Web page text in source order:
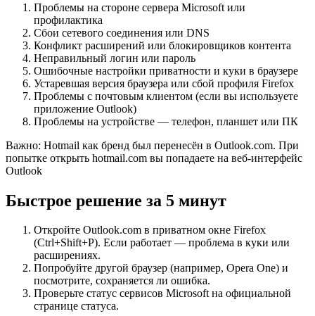
Проблемы на стороне сервера Microsoft или
профилактика
Сбои сетевого соединения или DNS
Конфликт расширений или блокировщиков контента
Неправильный логин или пароль
Ошибочные настройки приватности и куки в браузере
Устаревшая версия браузера или сбой профиля Firefox
Проблемы с почтовым клиентом (если вы используете
приложение Outlook)
Проблемы на устройстве — телефон, планшет или ПК
Важно: Hotmail как бренд был перенесён в Outlook.com. При
попытке открыть hotmail.com вы попадаете на веб-интерфейс
Outlook
Быстрое решение за 5 минут
Откройте Outlook.com в приватном окне Firefox
(Ctrl+Shift+P). Если работает — проблема в куки или
расширениях.
Попробуйте другой браузер (например, Opera One) и
посмотрите, сохраняется ли ошибка.
Проверьте статус сервисов Microsoft на официальной
странице статуса.